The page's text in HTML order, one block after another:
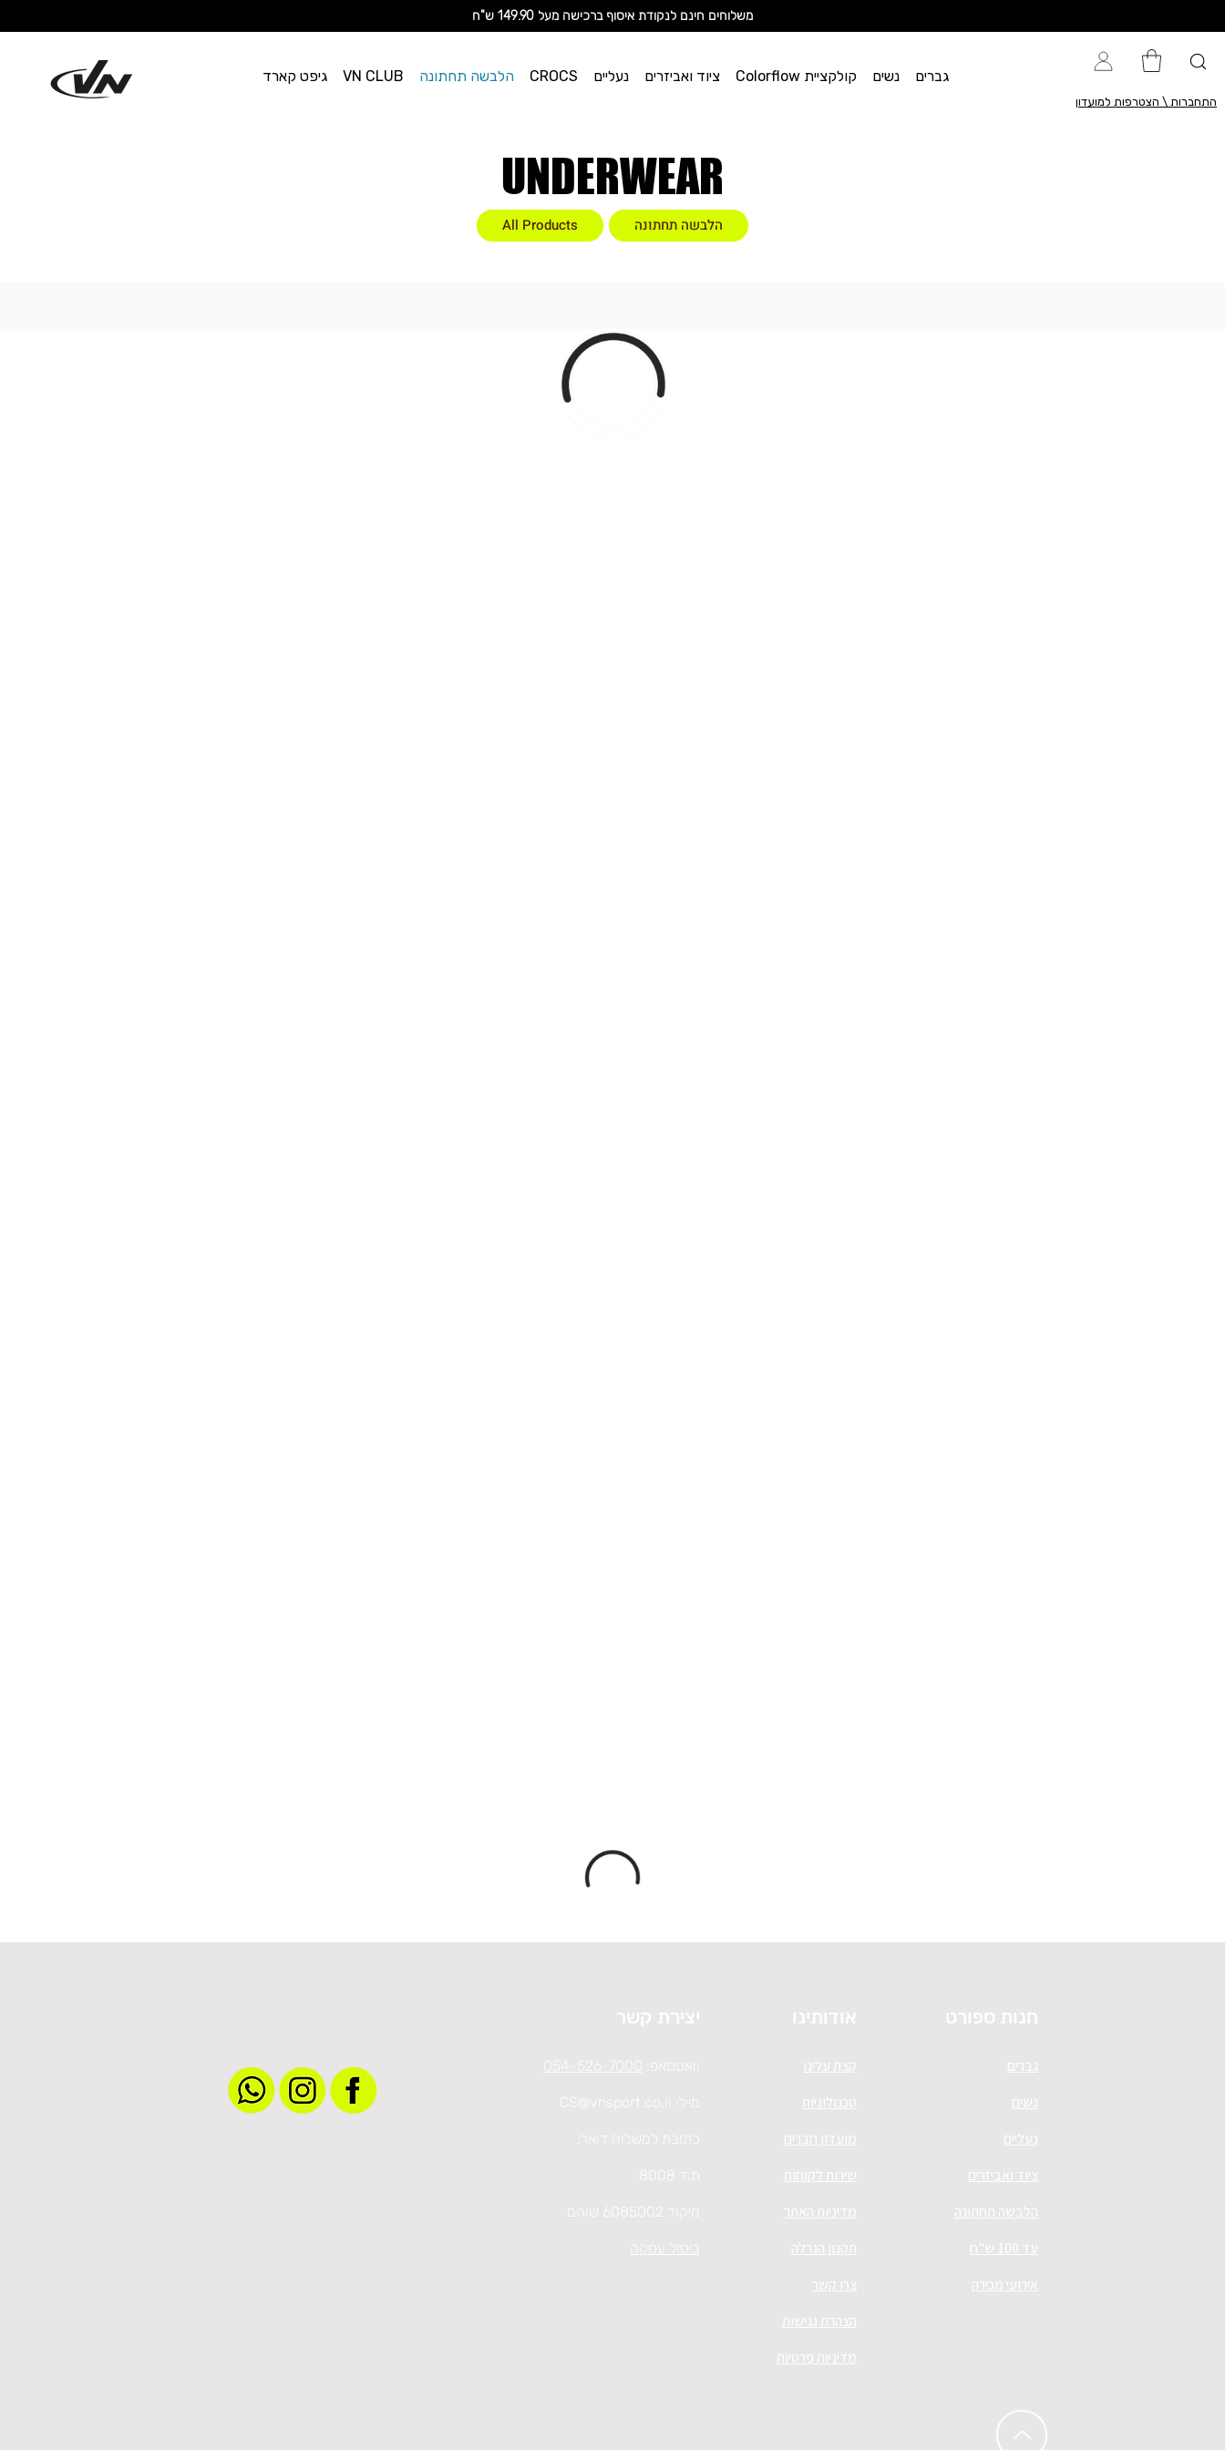
משלוחים חינם לנקודת איסוף ברכישה מעל 149.90 ש"ח
וי אן
גברים נשים קולקציית Colorflow ציוד ואביזרים נעליים CROCS הלבשה תחתונה VN CLUB גיפט קארד
התחברות \ הצטרפות למועדון
UNDERWEAR
הלבשה תחתונה All Products
חנות ספורט
גברים
נשים
נעליים
ציוד ואביזרים
הלבשה תחתונה
עד 100 ש"ח
אירועי מכירה
אודותינו
קצת עלינו
טכנולוגיות
מועדון חברים
שירות לקוחות
מדיניות האתר
תקנון הגרלה
צרו קשר
הצהרת נגישות
מדיניות פרטיות
יצירת קשר
וואטסאפ: 054-526-7000
מייל: CS@vnsport.co.il
כתובת למשלוח דואר:
ת.ד 8008
מיקוד 6085002 שוהם
ביטול עסקה